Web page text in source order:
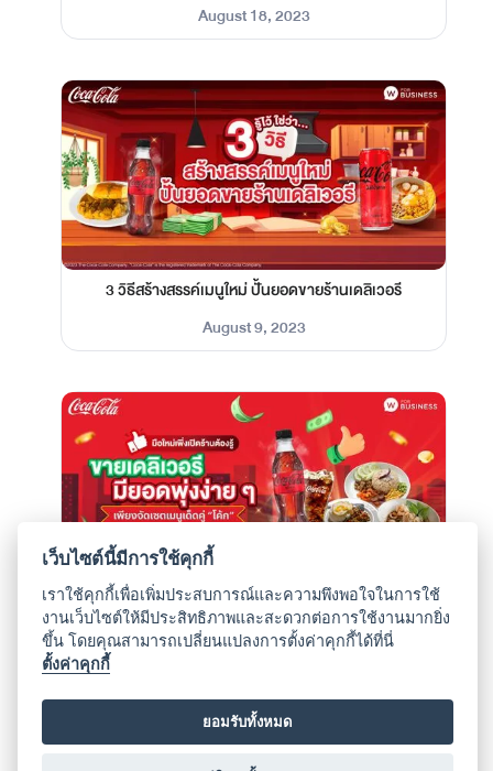
August 18, 2023
3 วิธีสร้างสรรค์เมนูใหม่ ปั้นยอดขายร้านเดลิเวอรี
August 9, 2023
ขายเดลิเวอรี มียอดพุ่งง่าย ๆ เพียงจัดเซตเมนูเด็ดคู่
“โค้ก”
เว็บไซต์นี้มีการใช้คุกกี้
เราใช้คุกกี้เพื่อเพิ่มประสบการณ์และความพึงพอใจในการใช้
งานเว็บไซต์ให้มีประสิทธิภาพและสะดวกต่อการใช้งานมากยิ่ง
ขึ้น โดยคุณสามารถเปลี่ยนแปลงการตั้งค่าคุกกี้ได้ที่นี่
ตั้งค่าคุกกี้
ยอมรับทั้งหมด